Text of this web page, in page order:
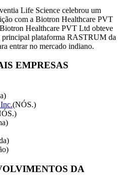
Life Science celebrou um
com a Biotron Healthcare PVT
Healthcare PVT Ltd obteve
principal plataforma RASTRUM da
entrar no mercado indiano.
EMPRESAS
(NÓS.)
DA